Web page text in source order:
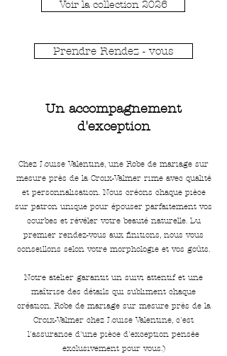
Voir la collection 2026
Prendre Rendez - vous
Un accompagnement
d'exception
Chez Louise Valentine, une Robe de mariage sur
mesure près de la Croix-Valmer rime avec qualité
et personnalisation. Nous créons chaque pièce
sur patron unique pour épouser parfaitement vos
courbes et révéler votre beauté naturelle. Du
premier rendez-vous aux finitions, nous vous
conseillons selon votre morphologie et vos goûts.
Notre atelier garantit un suivi attentif et une
maîtrise des détails qui subliment chaque
création. Robe de mariage sur mesure près de la
Croix-Valmer chez Louise Valentine, c'est
l'assurance d'une pièce d'exception pensée
exclusivement pour vous.)